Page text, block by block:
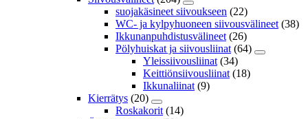
suojakäsineet siivoukseen (22)
WC- ja kylpyhuoneen siivousvälineet (38)
Ikkunanpuhdistusvälineet (26)
Pölyhuiskat ja siivousliinat (64)
Yleissiivousliinat (34)
Keittiönsiivousliinat (18)
Ikkunaliinat (9)
Kierrätys (20)
Roskakorit (14)